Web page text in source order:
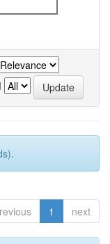
1 next